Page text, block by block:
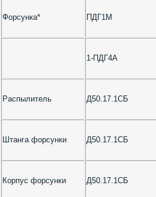
Форсунка* ПДГ1М
1-ПДГ4А
Распылитель Д50.17.1СБ
Штанга форсунки Д50.17.1СБ
Корпус форсунки Д50.17.1СБ